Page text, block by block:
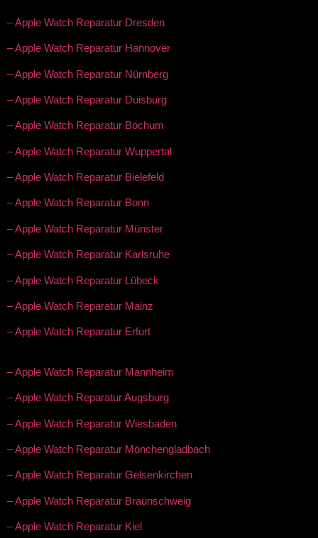
– Apple Watch Reparatur Dresden
– Apple Watch Reparatur Hannover
– Apple Watch Reparatur Nürnberg
– Apple Watch Reparatur Duisburg
– Apple Watch Reparatur Bochum
– Apple Watch Reparatur Wuppertal
– Apple Watch Reparatur Bielefeld
– Apple Watch Reparatur Bonn
– Apple Watch Reparatur Münster
– Apple Watch Reparatur Karlsruhe
– Apple Watch Reparatur Lübeck
– Apple Watch Reparatur Mainz
– Apple Watch Reparatur Erfurt
– Apple Watch Reparatur Mannheim
– Apple Watch Reparatur Augsburg
– Apple Watch Reparatur Wiesbaden
– Apple Watch Reparatur Mönchengladbach
– Apple Watch Reparatur Gelsenkirchen
– Apple Watch Reparatur Braunschweig
– Apple Watch Reparatur Kiel